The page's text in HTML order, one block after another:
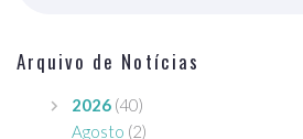
Arquivo de Notícias
2026 (40)
Agosto (2)